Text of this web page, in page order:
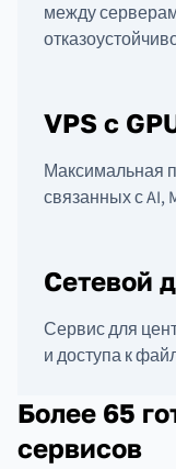
между
VPS с
Максимальная
связанных с AI,
Сетевой
Сервис для
и доступа к
Более 65
сервисов